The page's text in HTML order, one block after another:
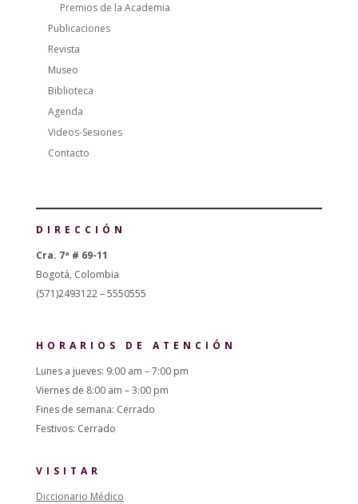
Premios de la Academia
Publicaciones
Revista
Museo
Biblioteca
Agenda
Videos-Sesiones
Contacto
DIRECCIÓN
Cra. 7ª # 69-11
Bogotá, Colombia
(571)2493122 – 5550555
HORARIOS DE ATENCIÓN
Lunes a jueves: 9:00 am – 7:00 pm
Viernes de 8:00 am – 3:00 pm
Fines de semana: Cerrado
Festivos: Cerrado
VISITAR
Diccionario Médico